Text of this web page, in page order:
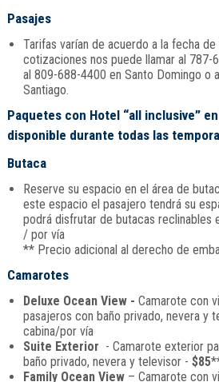
Pasajes
Tarifas varían de acuerdo a la fecha
cotizaciones nos puede llamar al 787-
al 809-688-4400 en Santo Domingo o
Santiago.
Paquetes con Hotel “all inclusive”
disponible durante todas las
Butaca
Reserve su espacio en el área de
este espacio el pasajero tendrá su
podrá disfrutar de butacas reclinables
/ por vía
** Precio adicional al derecho de
Camarotes
Deluxe Ocean View - Camarote con
pasajeros con baño privado, nevera y
cabina/por vía
Suite Exterior - Camarote exterior
baño privado, nevera y televisor - $85
Family Ocean View– Camarote con